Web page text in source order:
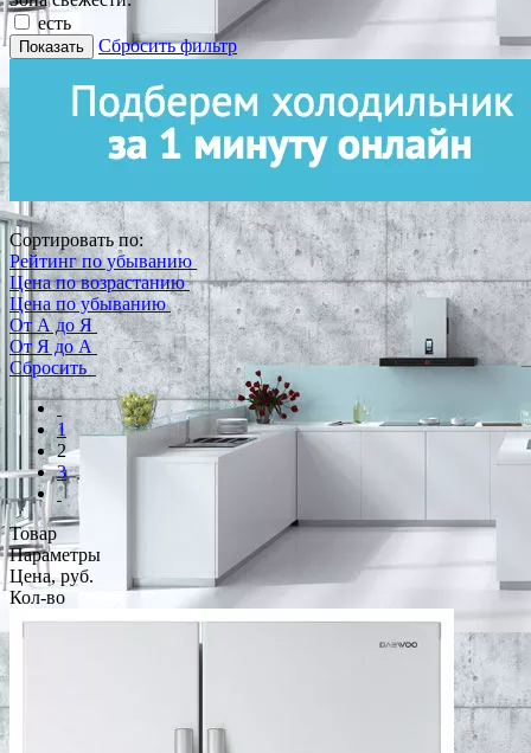
есть
Показать Сбросить фильтр
Сортировать по:
Рейтинг по убыванию
Цена по возрастанию
Цена по убыванию
От А до Я
От Я до А
Сбросить
1
2
3
Товар
Параметры
Цена, руб.
Кол-во